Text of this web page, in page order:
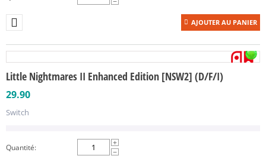
−
AJOUTER AU PANIER
Little Nightmares II Enhanced Edition [NSW2] (D/F/I)
29.90
Switch
Quantité:
+
−